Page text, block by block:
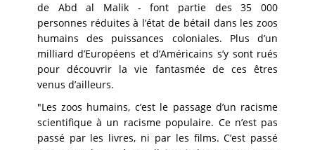
de Abd al Malik - font partie des 35 000
personnes réduites à l’état de bétail dans les zoos
humains des puissances coloniales. Plus d’un
milliard d’Européens et d’Américains s’y sont rués
pour découvrir la vie fantasmée de ces êtres
venus d’ailleurs.
"Les zoos humains, c’est le passage d’un racisme
scientifique à un racisme populaire. Ce n’est pas
passé par les livres, ni par les films. C’est passé